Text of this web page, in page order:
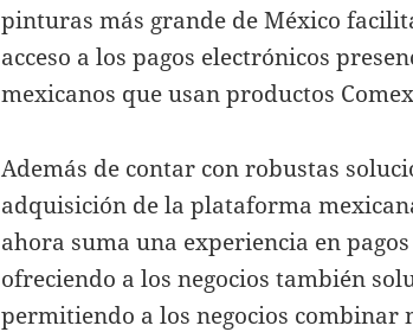
pinturas más grande de México
acceso a los pagos electrónicos
mexicanos que usan productos
Además de contar con robustas
adquisición de la plataforma
ahora suma una experiencia en
ofreciendo a los negocios también
permitiendo a los negocios combinar